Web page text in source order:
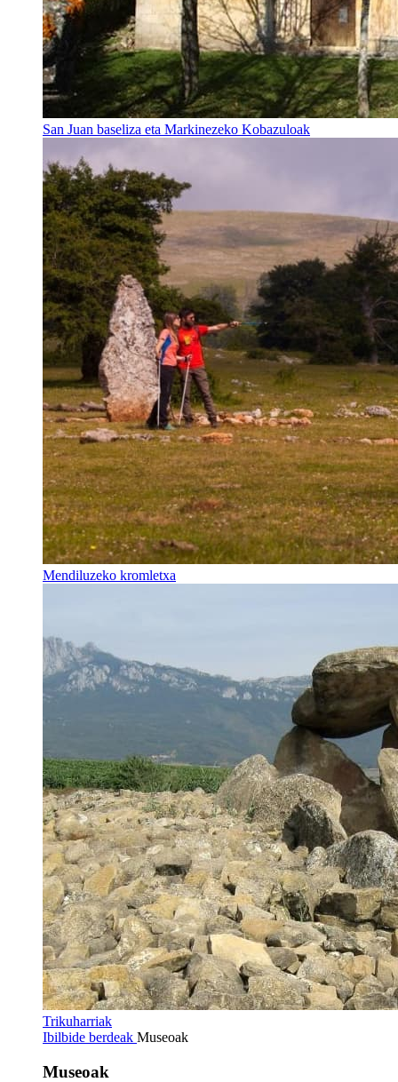
San Juan baseliza eta Markinezeko Kobazuloak
Mendiluzeko kromletxa
Trikuharriak
Ibilbide berdeak Museoak
Museoak